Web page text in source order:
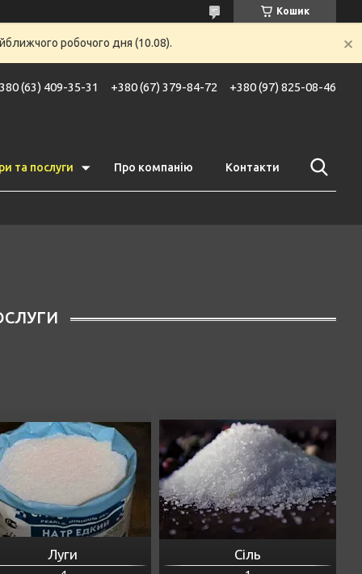
Кошик
робочого дня (10.08).
(63) 409-35-31 +380 (67) 379-84-72 +380 (97) 825-08-46
та послуги Про компанію Контакти
Луги Сіль